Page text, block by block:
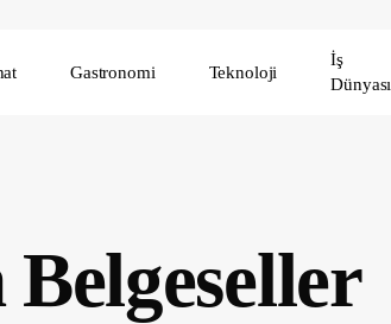
Gastronomi Teknoloji
İş
Dünyası